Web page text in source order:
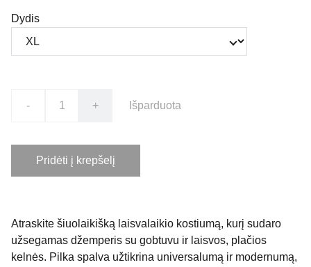
Dydis
- + Išparduota
Pridėti į krepšelį
Atraskite šiuolaikišką laisvalaikio kostiumą, kurį sudaro
užsegamas džemperis su gobtuvu ir laisvos, plačios
kelnės. Pilka spalva užtikrina universalumą ir modernumą,